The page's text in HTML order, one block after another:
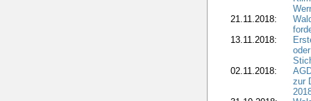
21.11.2018:
13.11.2018:
02.11.2018:
zur